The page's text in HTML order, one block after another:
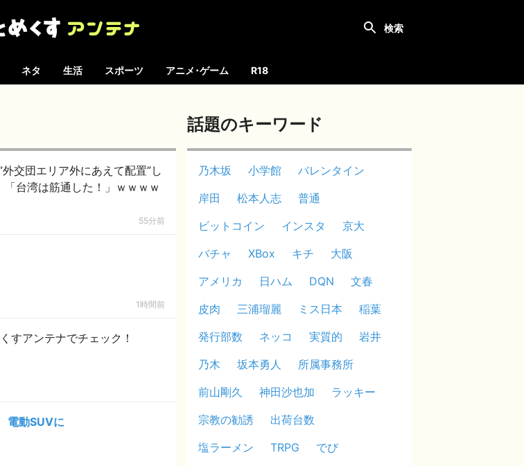
ネタ 生活 スポーツ アニメ･ゲーム R18
交団エリア外にあえて配置”し
台湾は筋通した！」ｗｗｗｗ
55分前
1時間前
すアンテナでチェック！
電動SUVに
話題のキーワード
乃木坂 小学館
バレンタイン
岸田
松本人志
普通
ビットコイン
インスタ
京大
バチャ
XBox キチ
大阪
アメリカ
日ハム DQN
文春
皮肉
三浦瑠麗 ミス日本
稲葉
発行部数
ネッコ 実質的
岩井
乃木
坂本勇人
所属事務所
前山剛久
神田沙也加
ラッキー
宗教の勧誘
出荷台数
塩ラーメン
TRPG
でび